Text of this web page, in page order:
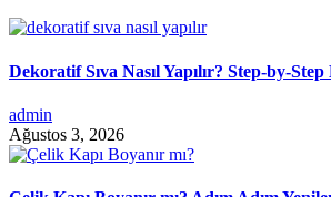
Dekoratif Sıva Nasıl Yapılır? Step-by-
admin
Ağustos 3, 2026